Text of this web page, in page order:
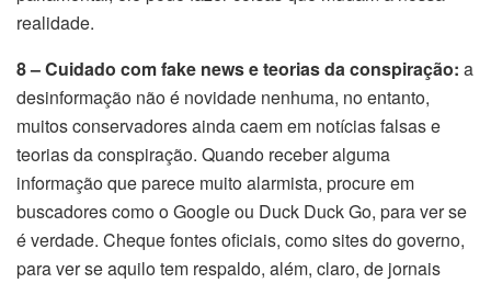
realidade.
8 – Cuidado com fake news e teorias da conspiração: a
desinformação não é novidade nenhuma, no entanto,
muitos conservadores ainda caem em notícias falsas e
teorias da conspiração. Quando receber alguma
informação que parece muito alarmista, procure em
buscadores como o Google ou Duck Duck Go, para ver se
é verdade. Cheque fontes oficiais, como sites do governo,
para ver se aquilo tem respaldo, além, claro, de jornais